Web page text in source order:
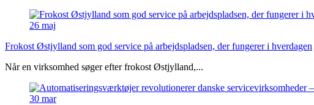
26 maj
Frokost Østjylland som god service på arbejdspladsen, der fungerer i hverdagen
Når en virksomhed søger efter frokost Østjylland,...
30 mar